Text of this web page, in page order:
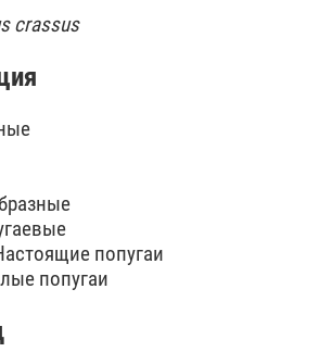
crassus
попугаи
попугаи